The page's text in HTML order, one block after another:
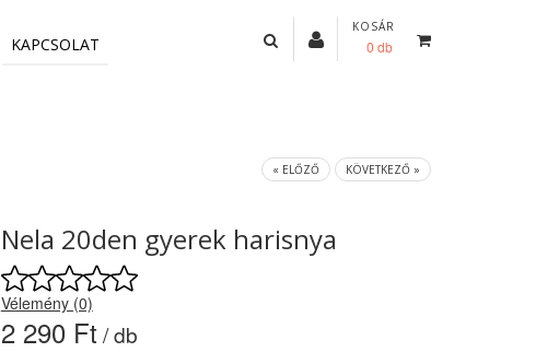
KAPCSOLAT
KOSÁR
0 db
« ELŐZŐ KÖVETKEZŐ »
Nela 20den gyerek harisnya
Vélemény (0)
2 290 Ft / db